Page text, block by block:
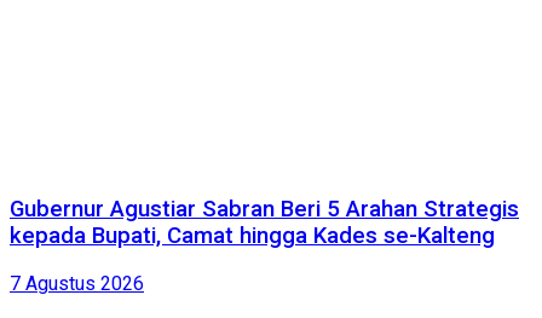
Gubernur Agustiar Sabran Beri 5 Arahan Strategis
kepada Bupati, Camat hingga Kades se-Kalteng
7 Agustus 2026